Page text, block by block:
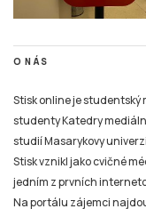
O NÁS
Stisk online je studentský
studií Masarykovy
Stisk vznikl jako cvičné
jedním z prvních
Na portálu zájemci
Stisk a také výstupy
na sociální sítě). Cílem